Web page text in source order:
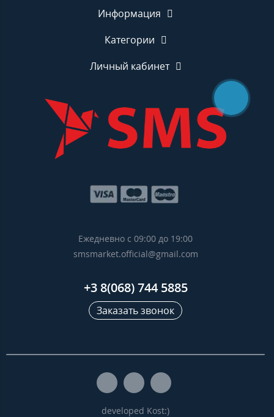
Информация
Категории
Личный кабинет
Ежедневно с 09:00 до 19:00
smsmarket.official@gmail.com
+3 8(068) 744 5885
Заказать звонок
developed Kost:)